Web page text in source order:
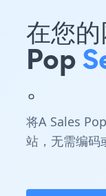
在您
Pop
。
将A Sales
站，无需编码